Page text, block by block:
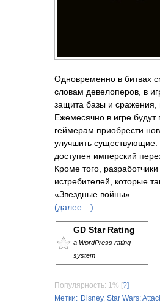
Одновременно в битвах
словам девелоперов, в
защита базы и сражения,
Ежемесячно в игре
геймерам приобрести
улучшить существующие.
доступен имперский
Кроме того,
истребителей, которые
«Звездные войны».
(далее…)
GD Star Rating
a WordPress rating
system
Популярность: 1% [?]
Метки: Disney, Star Wars: